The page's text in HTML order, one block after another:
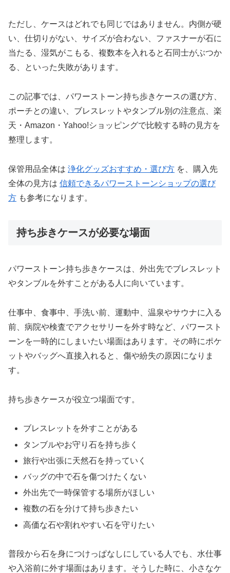
ただし、ケースはどれでも同じではありません。内側が硬
い、仕切りがない、サイズが合わない、ファスナーが石に
当たる、湿気がこもる、複数本を入れると石同士がぶつか
る、といった失敗があります。
この記事では、パワーストーン持ち歩きケースの選び方、
ポーチとの違い、ブレスレットやタンブル別の注意点、楽
天・Amazon・Yahoo!ショッピングで比較する時の見方を
整理します。
保管用品全体は 浄化グッズおすすめ・選び方 を、購入先
全体の見方は 信頼できるパワーストーンショップの選び
方 も参考になります。
持ち歩きケースが必要な場面
パワーストーン持ち歩きケースは、外出先でブレスレット
やタンブルを外すことがある人に向いています。
仕事中、食事中、手洗い前、運動中、温泉やサウナに入る
前、病院や検査でアクセサリーを外す時など、パワースト
ーンを一時的にしまいたい場面はあります。その時にポケ
ットやバッグへ直接入れると、傷や紛失の原因になりま
す。
持ち歩きケースが役立つ場面です。
ブレスレットを外すことがある
タンブルやお守り石を持ち歩く
旅行や出張に天然石を持っていく
バッグの中で石を傷つけたくない
外出先で一時保管する場所がほしい
複数の石を分けて持ち歩きたい
高価な石や割れやすい石を守りたい
普段から石を身につけっぱなしにしている人でも、水仕事
や入浴前に外す場面はあります。そうした時に、小さなケ